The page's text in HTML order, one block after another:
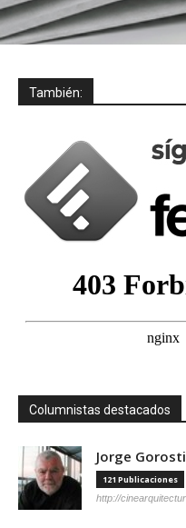
También:
Columnistas destacados
Jorge
121 Publicaciones
http://